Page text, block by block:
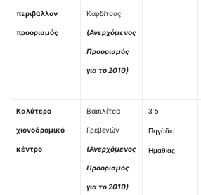
περιβάλλον
προορισμός
Καρδίτσας
(Ανερχόμενος
Προορισμός
για το 2010)
Καλύτερο
χιονοδρομικό
κέντρο
Βασιλίτσα
Γρεβενών
(Ανερχόμενος
Προορισμός
για το 2010)
3-5
Πηγάδια
Ημαθίας